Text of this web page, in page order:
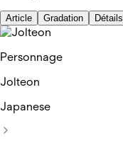
Article Gradation Détails
Personnage
Jolteon
Japanese